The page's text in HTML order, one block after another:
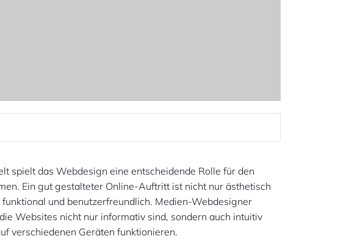
spielt das Webdesign eine entscheidende Rolle für den
Ein gut gestalteter Online-Auftritt ist nicht nur ästhetisch
und benutzerfreundlich. Medien-Webdesigner
Websites nicht nur informativ sind, sondern auch intuitiv
verschiedenen Geräten funktionieren.